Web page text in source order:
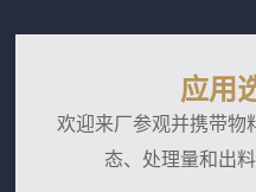
应用
欢迎来厂参观并携带物
态、处理量和出